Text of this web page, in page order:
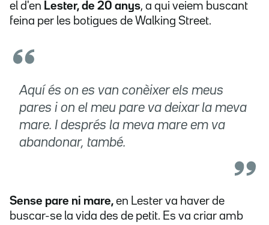
el d'en Lester, de 20 anys, a qui veiem buscant
feina per les botigues de Walking Street.
Aquí és on es van conèixer els meus
pares i on el meu pare va deixar la meva
mare. I després la meva mare em va
abandonar, també.
Sense pare ni mare, en Lester va haver de
buscar-se la vida des de petit. Es va criar amb